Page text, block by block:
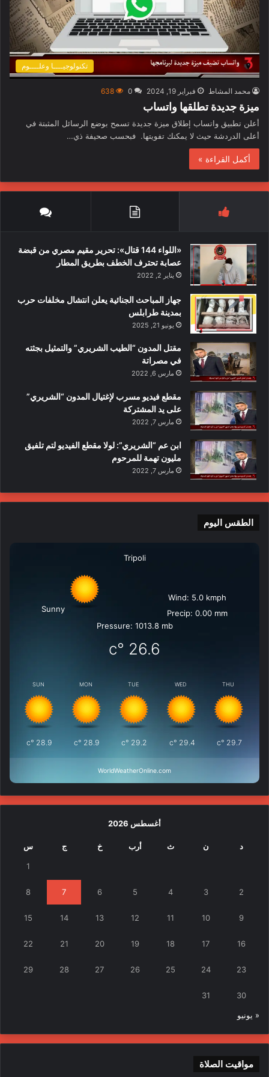
تكنولوجيــــا وعلــــوم
محمد المشاط فبراير 19, 2024 0
638
ميزة جديدة تطلقها واتساب
أعلن تطبيق واتساب إطلاق ميزة جديدة تسمح بوضع الرسائل المثبتة في
أعلى الدردشة حيث لا يمكنك تفويتها. فبحسب صحيفة ذي…
أكمل القراءة »
«اللواء 144 قتال»: تحرير مقيم مصري من قبضة
عصابة تحترف الخطف بطريق المطار
يناير 2, 2022
جهاز المباحث الجنائية يعلن انتشال مخلفات حرب
بمدينة طرابلس
يونيو 21, 2025
مقتل المدون “الطيب الشريري” والتمثيل بجثته
في مصراتة
مارس 6, 2022
مقطع فيديو مسرب لإغتيال المدون “الشريري”
على يد المشتركة
مارس 7, 2022
ابن عم “الشريري”: لولا مقطع الفيديو لتم تلفيق
مليون تهمة للمرحوم
مارس 7, 2022
الطقس اليوم
Tripoli
Sunny
Wind: 5.0 kmph
Precip: 0.00 mm
Pressure: 1013.8 mb
26.6
°c
SUN
28.9
°c
MON
28.9
°c
TUE
29.2
°c
WED
29.4
°c
THU
29.7
°c
WorldWeatherOnline.com
أغسطس 2026
د ن ث أرب خ ج س
1
2
3
4
5
6
7
8
9
10
11
12
13
14
15
16
17
18
19
20
21
22
23
24
25
26
27
28
29
30
31
« يونيو
مواقيت الصلاة